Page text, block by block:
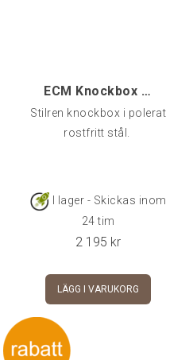
ECM Knockbox M (drawer)
Stilren knockbox i polerat
rostfritt stål.
I lager - Skickas inom
24 tim
2 195 kr
LÄGG I VARUKORG